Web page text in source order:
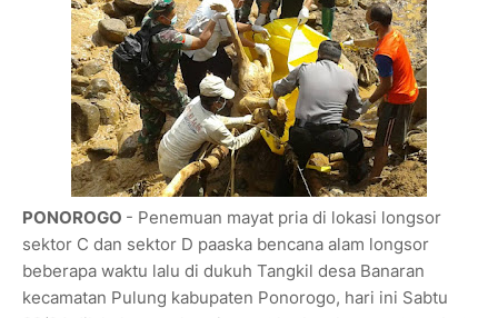
PONOROGO - Penemuan mayat pria di lokasi longsor
sektor C dan sektor D paaska bencana alam longsor
beberapa waktu lalu di dukuh Tangkil desa Banaran
kecamatan Pulung kabupaten Ponorogo, hari ini Sabtu